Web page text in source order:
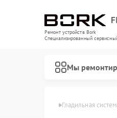
Ремонт устройств Bork
Специализированный
Мы
Гладильная